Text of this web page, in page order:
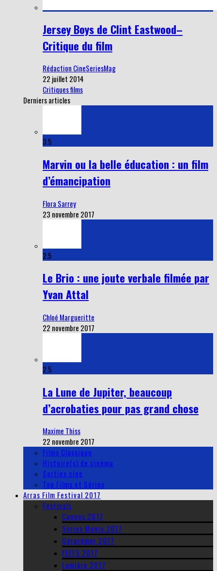
Jersey Boys de Clint Eastwood–
Critique du film
Rédaction CineSeriesMag
22 juillet 2014
Critiques films
Derniers articles
3.5
Marvin ou la belle éducation : un film
d’émancipation
Flora Sarrey
23 novembre 2017
2.5
Le Brio : une joute verbale filmée par
Yvan Attal
Chloé Margueritte
22 novembre 2017
2.5
La Lune de Jupiter, beaucoup
d’acrobaties pour pas grand chose
Maxime Thiss
22 novembre 2017
Films Classique
Histoire(s) de cinéma
Sorties cine
Top Films et Séries
Arras Film Festival 2017
Festivals
Cannes 2017
Series Mania 2017
Gérardmer 2017
FEFFS 2017
Lumière 2017